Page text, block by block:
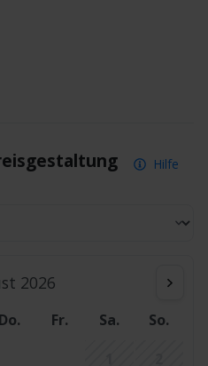
Hilfe
2026
Do. Fr. Sa.
So.